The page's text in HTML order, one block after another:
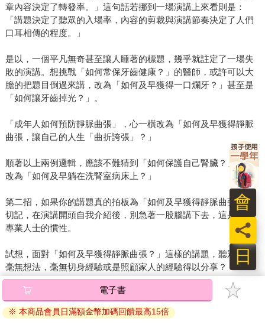
章內容決定了轉發率。」這句話若挪到一場演講上來看則是：
「講題決定了聽眾的入場率，內容的剪裁與演講節奏決定了人們
口耳相傳的程度。」
是以，一個平凡無奇甚至讓人睡著的標題，幾乎就註定了一場失
敗的演講。想挑戰「如何常保牙齒健康？」的醫師，或許可以大
膽的把題目倒過來講，改為「如何及早獲得一口爛牙？」甚至是
「如何讓牙齒掉光？」。
「成年人如何預防靜脈曲張」，心一橫改為「如何及早獲得靜脈
曲張，讓自己的人生「曲折誇張」？」
順著以上兩例邏輯，應該不難猜到「如何保護自己腎臟？」就可
改為「如何及早躺在洗腎室病床上？」
第二招，如果你的講題真的拍板為「如何及早獲得靜脈曲張」，
切記，在演講開頭自我介紹後，別急著一股腦講下去，這是許多
專業人士的慣性。
試想，面對「如何及早獲得靜脈曲張？」這樣的講題，聽眾難道
毫無想法，毫無切身經驗或是照顧家人的經驗得以分享？
如果你同意部分聽眾其實可能有些想法，那你更要邀請他們作
答。在聽眾報到之際，讓每人領一張白紙，上面引導他們寫上姓
名及電子郵件。當講者自我介紹後，就出題目請聽眾書寫，限時
電子書
※ 本商品會員日滿額金幣加碼回饋最高15倍
日
員
會